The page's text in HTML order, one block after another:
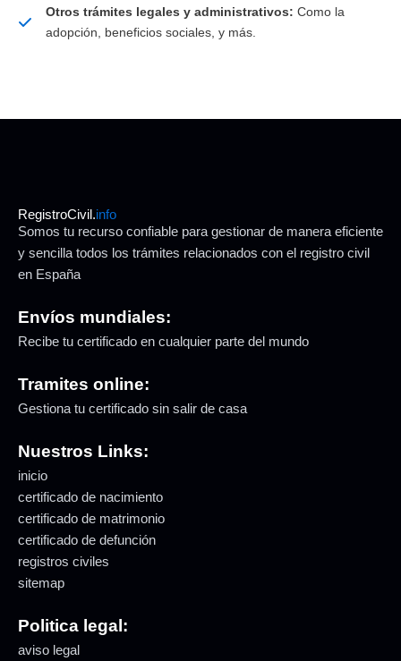
Otros trámites legales y administrativos: Como la
adopción, beneficios sociales, y más.
RegistroCivil.info
Somos tu recurso confiable para gestionar de manera eficiente
y sencilla todos los trámites relacionados con el registro civil
en España
Envíos mundiales:
Recibe tu certificado en cualquier parte del mundo
Tramites online:
Gestiona tu certificado sin salir de casa
Nuestros Links:
inicio
certificado de nacimiento
certificado de matrimonio
certificado de defunción
registros civiles
sitemap
Politica legal:
aviso legal